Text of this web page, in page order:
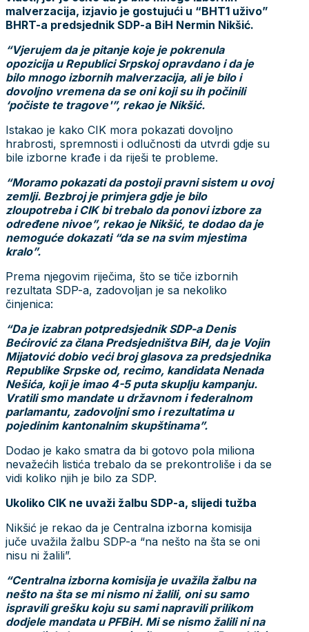
malverzacija, izjavio je gostujući u “BHT1 uživo”
BHRT-a predsjednik SDP-a BiH Nermin Nikšić.
“Vjerujem da je pitanje koje je pokrenula
opozicija u Republici Srpskoj opravdano i da je
bilo mnogo izbornih malverzacija, ali je bilo i
dovoljno vremena da se oni koji su ih počinili
‘počiste te tragove'”, rekao je Nikšić.
Istakao je kako CIK mora pokazati dovoljno
hrabrosti, spremnosti i odlučnosti da utvrdi gdje su
bile izborne krađe i da riješi te probleme.
“Moramo pokazati da postoji pravni sistem u ovoj
zemlji. Bezbroj je primjera gdje je bilo
zloupotreba i CIK bi trebalo da ponovi izbore za
određene nivoe”, rekao je Nikšić, te dodao da je
nemoguće dokazati “da se na svim mjestima
kralo”.
Prema njegovim riječima, što se tiče izbornih
rezultata SDP-a, zadovoljan je sa nekoliko
činjenica:
“Da je izabran potpredsjednik SDP-a Denis
Bećirović za člana Predsjedništva BiH, da je Vojin
Mijatović dobio veći broj glasova za predsjednika
Republike Srpske od, recimo, kandidata Nenada
Nešića, koji je imao 4-5 puta skuplju kampanju.
Vratili smo mandate u državnom i federalnom
parlamantu, zadovoljni smo i rezultatima u
pojedinim kantonalnim skupštinama”.
Dodao je kako smatra da bi gotovo pola miliona
nevažećih listića trebalo da se prekontroliše i da se
vidi koliko njih je bilo za SDP.
Ukoliko CIK ne uvaži žalbu SDP-a, slijedi tužba
Nikšić je rekao da je Centralna izborna komisija
juče uvažila žalbu SDP-a “na nešto na šta se oni
nisu ni žalili”.
“Centralna izborna komisija je uvažila žalbu na
nešto na šta se mi nismo ni žalili, oni su samo
ispravili grešku koju su sami napravili prilikom
dodjele mandata u PFBiH. Mi se nismo žalili ni na